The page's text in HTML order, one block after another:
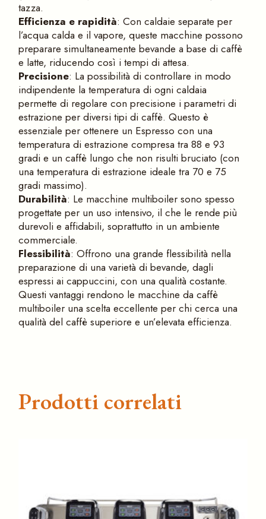
tazza.
Efficienza e rapidità: Con caldaie separate per
l’acqua calda e il vapore, queste macchine possono
preparare simultaneamente bevande a base di caffè
e latte, riducendo così i tempi di attesa.
Precisione: La possibilità di controllare in modo
indipendente la temperatura di ogni caldaia
permette di regolare con precisione i parametri di
estrazione per diversi tipi di caffè. Questo è
essenziale per ottenere un Espresso con una
temperatura di estrazione compresa tra 88 e 93
gradi e un caffè lungo che non risulti bruciato (con
una temperatura di estrazione ideale tra 70 e 75
gradi massimo).
Durabilità: Le macchine multiboiler sono spesso
progettate per un uso intensivo, il che le rende più
durevoli e affidabili, soprattutto in un ambiente
commerciale.
Flessibilità: Offrono una grande flessibilità nella
preparazione di una varietà di bevande, dagli
espressi ai cappuccini, con una qualità costante.
Questi vantaggi rendono le macchine da caffè
multiboiler una scelta eccellente per chi cerca una
qualità del caffè superiore e un’elevata efficienza.
Prodotti correlati